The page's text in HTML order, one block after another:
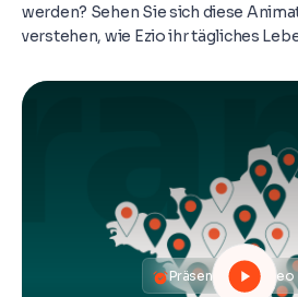
werden? Sehen Sie sich diese
verstehen, wie Ezio ihr tägliches
Präsentationsvideo